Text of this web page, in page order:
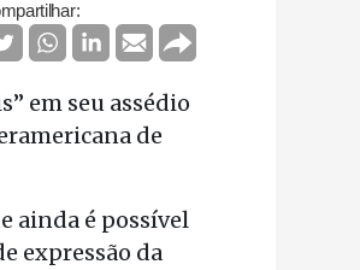
em seu assédio
de
ainda é possível
expressão da